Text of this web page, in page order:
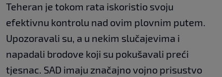
Teheran je tokom rata iskoristio svoju
efektivnu kontrolu nad ovim plovnim putem.
Upozoravali su, a u nekim slučajevima i
napadali brodove koji su pokušavali preći
tjesnac. SAD imaju značajno vojno prisustvo